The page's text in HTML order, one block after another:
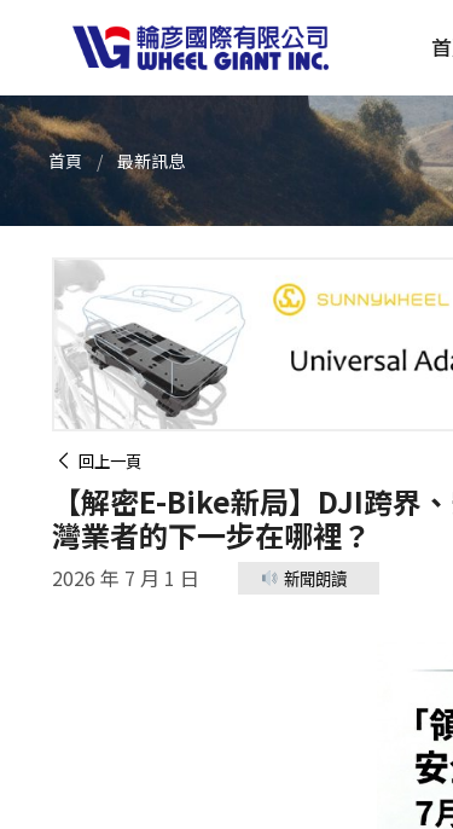
產品採購指南 TBS
首頁 最新訊息
回上一頁
【解密E-Bike新局】DJI跨界
灣業者的下一步在哪裡？
2026 年 7 月 1 日 新聞朗讀